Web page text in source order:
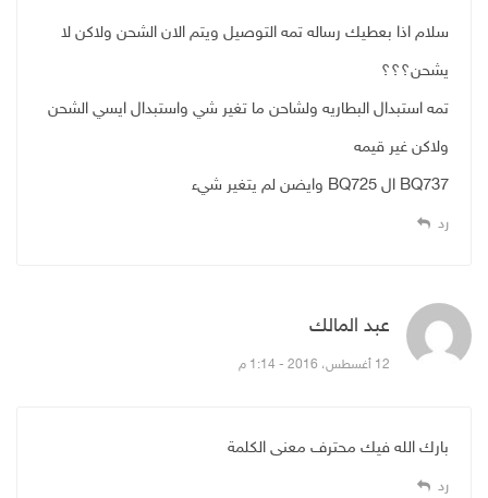
سلام اذا بعطيك رساله تمه التوصيل ويتم الان الشحن ولاكن لا
يشحن؟؟؟
تمه استبدال البطاريه ولشاحن ما تغير شي واستبدال ايسي الشحن
ولاكن غير قيمه
BQ737 ال BQ725 وايضن لم يتغير شيء
رد
عبد المالك
12 أغسطس، 2016 - 1:14 م
بارك الله فيك محترف معنى الكلمة
رد